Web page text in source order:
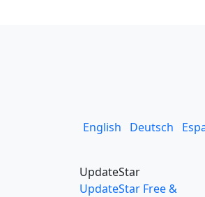
English Deutsch
UpdateStar
UpdateStar Free &